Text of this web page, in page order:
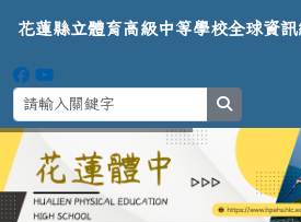
花蓮縣立體育高級中
導覽列
花蓮縣立體育高級中等學校全球資訊